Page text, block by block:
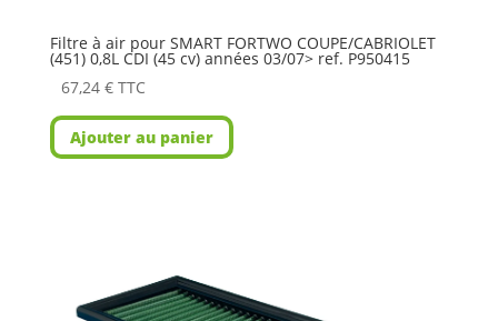
Filtre à air pour SMART FORTWO COUPE/CABRIOLET
(451) 0,8L CDI (45 cv) années 03/07> ref. P950415
67,24 € TTC
Ajouter au panier